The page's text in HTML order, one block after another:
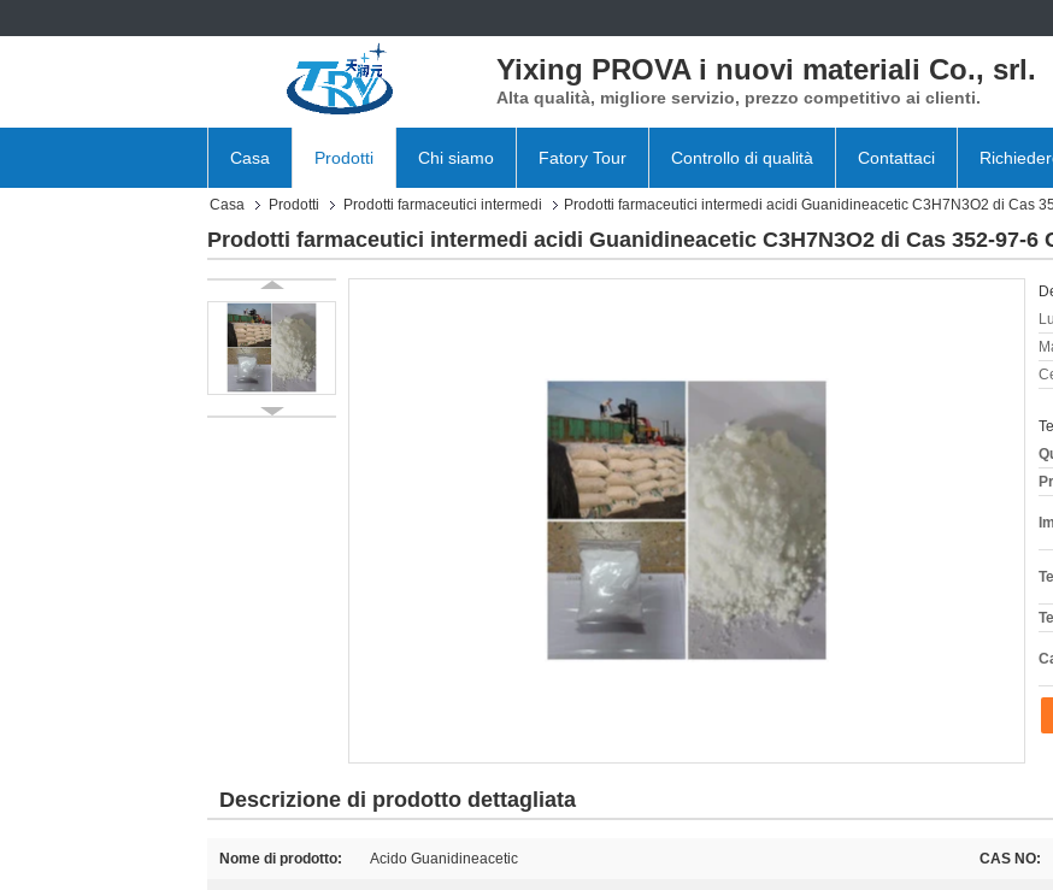
Yixing PROVA i nuovi materiali Co., srl.
Alta qualità, migliore servizio, prezzo competitivo ai clienti.
Casa Prodotti Chi siamo Fatory Tour Controllo di qualità Contattaci
Casa Prodotti Prodotti farmaceutici intermedi Prodotti farmaceutici intermedi acidi Guanidineacetic C3H7N3O2 di Cas
Prodotti farmaceutici intermedi acidi Guanidineacetic C3H7N3O2 di Cas 352-97-6
Descrizione di prodotto dettagliata
Nome di prodotto: Acido Guanidineacetic CAS NO: